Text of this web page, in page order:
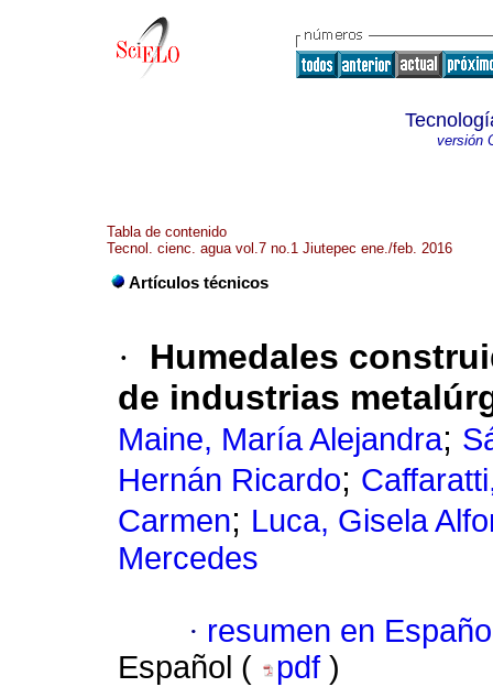
versión
Tabla de contenido
Tecnol. cienc. agua vol.7 no.1 Jiutepec ene./feb. 2016
Artículos técnicos
·
Humedales
de industrias
Maine, María Alejandra;
Hernán Ricardo;
Carmen; Luca, Gisela
Mercedes
· resumen en
Español (
pdf )